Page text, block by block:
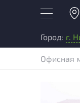
Город: г.
Офисная